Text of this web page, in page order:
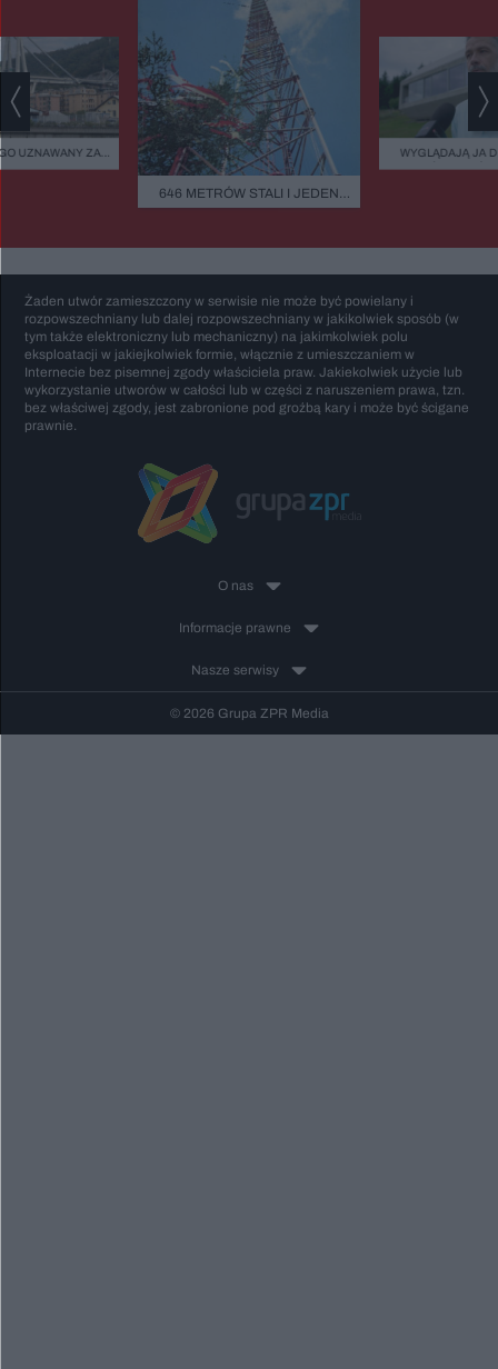
UZNAWANY ZA
MOST
646 METRÓW STALI I JEDEN
BŁĄD - "POWALIŁA GO LUDZKA
WYGLĄDAJĄ JA
ZIELEŃ, KAMIEŃ.
Żaden utwór zamieszczony w serwisie nie może być powielany i
rozpowszechniany lub dalej rozpowszechniany w jakikolwiek sposób (w
tym także elektroniczny lub mechaniczny) na jakimkolwiek polu
eksploatacji w jakiejkolwiek formie, włącznie z umieszczaniem w
Internecie bez pisemnej zgody właściciela praw. Jakiekolwiek użycie lub
wykorzystanie utworów w całości lub w części z naruszeniem prawa, tzn.
bez właściwej zgody, jest zabronione pod groźbą kary i może być ścigane
prawnie.
O nas
Informacje prawne
Nasze serwisy
© 2026 Grupa ZPR Media